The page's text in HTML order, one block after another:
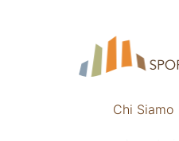
Chi Siamo